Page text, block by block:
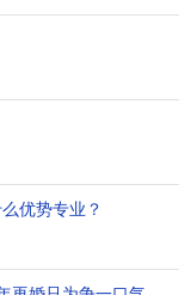
优势专业？